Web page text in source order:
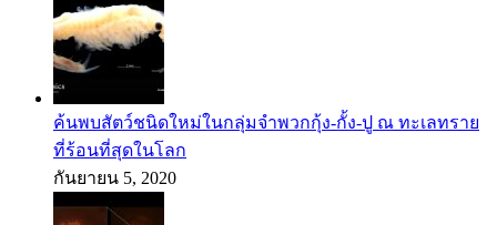
ค้นพบสัตว์ชนิดใหม่ในกลุ่มจำพวกกุ้ง-กั้ง-ปู ณ ทะเลทราย
ที่ร้อนที่สุดในโลก
กันยายน 5, 2020